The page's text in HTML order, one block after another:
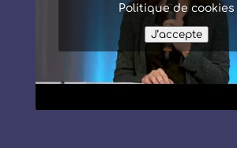
Politique de cookies
J’accepte